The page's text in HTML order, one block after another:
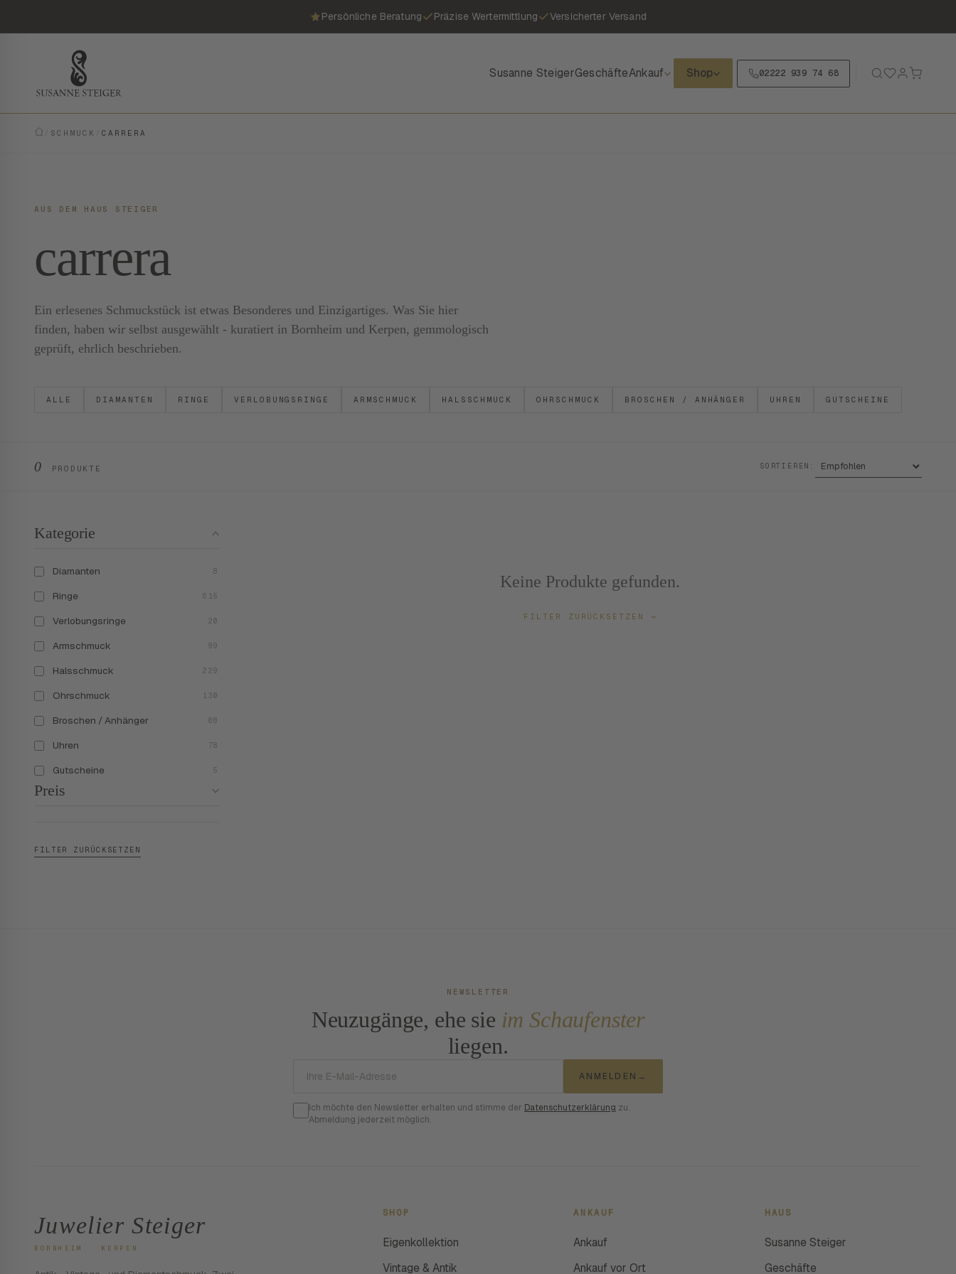
Persönliche Beratung Präzise Wertermittlung Versicherter Versand
Susanne SteigerGeschäfteAnkauf Shop 02222 939 74 68
SCHMUCK CARRERA
AUS DEM HAUS STEIGER
carrera
Ein erlesenes Schmuckstück ist etwas Besonderes und Einzigartiges. Was Sie hier
finden, haben wir selbst ausgewählt - kuratiert in Bornheim und Kerpen, gemmologisch
geprüft, ehrlich beschrieben.
ALLE DIAMANTEN RINGE VERLOBUNGSRINGE ARMSCHMUCK HALSSCHMUCK OHRSCHMUCK BROSCHEN / ANHÄNGER UHREN GUTSCHEINE
0 PRODUKTE SORTIEREN:
Kategorie
Diamanten 8
Ringe 615
Verlobungsringe 20
Armschmuck 99
Halsschmuck 229
Ohrschmuck 130
Broschen / Anhänger 88
Uhren 78
Gutscheine 5
Preis
FILTER ZURÜCKSETZEN
Keine Produkte gefunden.
FILTER ZURÜCKSETZEN →
NEWSLETTER
Neuzugänge, ehe sie im Schaufenster
liegen.
ANMELDEN →
Ich möchte den Newsletter erhalten und stimme der Datenschutzerklärung zu.
Abmeldung jederzeit möglich.
Juwelier Steiger
BORNHEIM · KERPEN
SHOP
Eigenkollektion
Vintage & Antik
ANKAUF
Ankauf
Ankauf vor Ort
HAUS
Susanne Steiger
Geschäfte